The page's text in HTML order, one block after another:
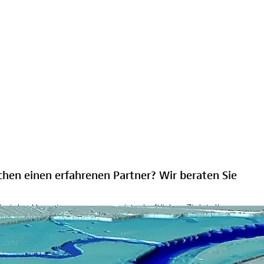
der Umsetzung wasserwirtschaftlicher Zielstellungen
und Experten Hochwassergefahren- und –risikokarten
hat große Erfahrungen mit der Modellierung gesamter
einen erfahrenen Partner? Wir beraten Sie